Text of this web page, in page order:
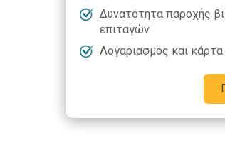
Δυνατότητα παροχής
επιταγών
Λογαριασμός και κάρτα